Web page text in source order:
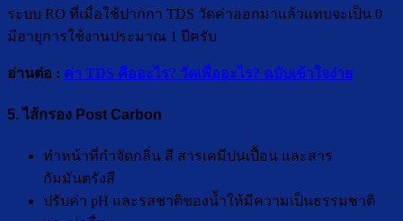
ระบบ RO ที่เมื่อใช้ปากกา TDS วัดค่าออกมาแล้วแทบจะเป็น 0
มีอายุการใช้งานประมาณ 1 ปีครับ
อ่านต่อ : ค่า TDS คืออะไร? วัดเพื่ออะไร? ฉบับเข้าใจง่าย
5. ไส้กรอง Post Carbon
ทำหน้าที่กำจัดกลิ่น สี สารเคมีปนเปื้อน และสาร
กัมมันตรังสี
ปรับค่า pH และรสชาติของน้ำให้มีความเป็นธรรมชาติ